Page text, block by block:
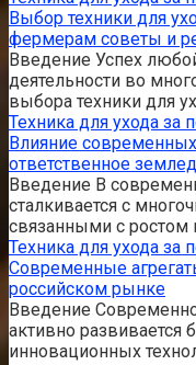
Выбор техники для
фермерам советы и
Введение Успех
деятельности во
выбора техники для
Техника для ухода за
Влияние
ответственное
Введение В
сталкивается с
связанными с ростом
Техника для ухода за
Современные
российском рынке
Введение
активно развивается
инновационных